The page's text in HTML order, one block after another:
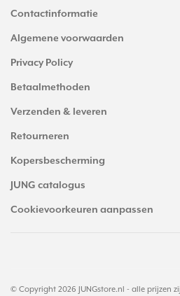
Contactinformatie
Algemene voorwaarden
Privacy Policy
Betaalmethoden
Verzenden & leveren
Retourneren
Kopersbescherming
JUNG catalogus
Cookievoorkeuren aanpassen
© Copyright 2026 JUNGstore.nl - alle prijzen